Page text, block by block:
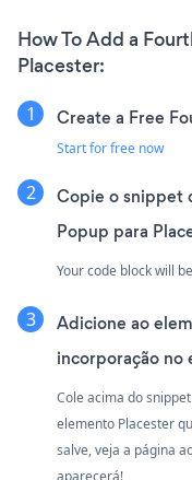
How To Add a
Placester:
Create a Free
Start for free now
Copie o snippet
Popup para
Your code block will
Adicione ao
incorporação no
Cole acima do
elemento Placester
salve, veja a página
aparecerá!